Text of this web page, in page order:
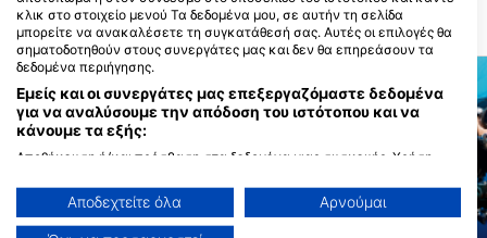
ΚΟΝΤΙΝΕΣ ΠΕΡΙΟΧΕΣ ΚΑΤΑΔΥΣΗΣ
Mares, Janez Kranjc
κλικ στο στοιχείο μενού Τα δεδομένα μου, σε αυτήν τη σελίδα
μπορείτε να ανακαλέσετε τη συγκατάθεσή σας. Αυτές οι επιλογές θα
σηματοδοτηθούν στους συνεργάτες μας και δεν θα επηρεάσουν τα
δεδομένα περιήγησης.
Εμείς και οι συνεργάτες μας επεξεργαζόμαστε δεδομένα
για να αναλύσουμε την απόδοση του ιστότοπου και να
κάνουμε τα εξής:
Αποθήκευση ή/και πρόσβαση στα δεδομένα μιας συσκευής. Χρήση
προφίλ για εξατομικευμένες διαφημίσεις. Χρήση προφίλ για επιλογή
εξατομικευμένων διαφημίσεων. Δημιουργία προφίλ για εξατομίκευση
περιεχομένου. Χρήση προφίλ για επιλογή εξατομικευμένου
Αποδεχτείτε όλα Αρνούμαι